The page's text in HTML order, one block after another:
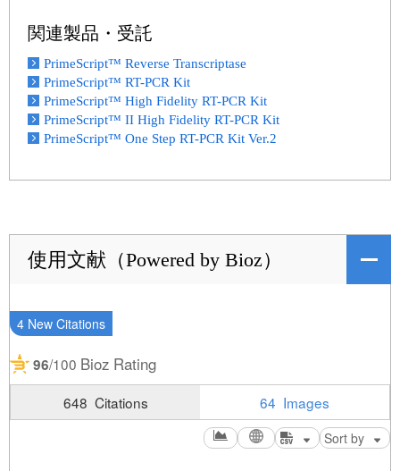
関連製品・受託
PrimeScript™ Reverse Transcriptase
PrimeScript™ RT-PCR Kit
PrimeScript™ High Fidelity RT-PCR Kit
PrimeScript™ II High Fidelity RT-PCR Kit
PrimeScript™ One Step RT-PCR Kit Ver.2
使用文献（Powered by Bioz）